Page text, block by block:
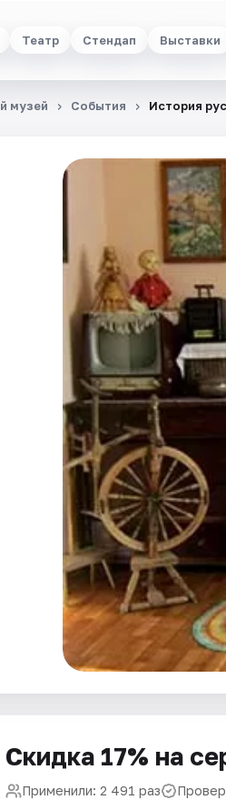
Театр Стендап Выставки
музей События История
Скидка 17% на
Применили: 2 491 раз